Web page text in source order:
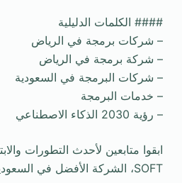
#### الكلمات الدليلية
– شركات برمجة في الرياض
– شركة برمجة في الرياض
– شركات البرمجة في السعودية
– خدمات البرمجة
– رؤية 2030 الذكاء الاصطناعي
SOFT، الشركة الأفضل في السعودية في هذا المجال.